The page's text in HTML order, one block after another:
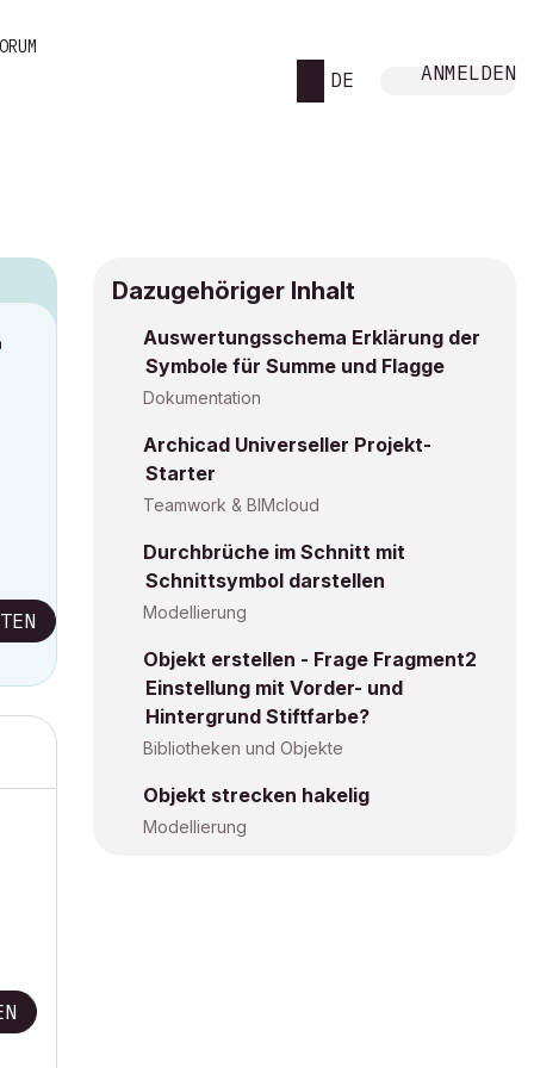
DE ANMELDEN
Dazugehöriger Inhalt
Auswertungsschema Erklärung der
Symbole für Summe und Flagge
Dokumentation
Archicad Universeller Projekt-
Starter
Teamwork & BIMcloud
Durchbrüche im Schnitt mit
Schnittsymbol darstellen
Modellierung
Objekt erstellen - Frage Fragment2
Einstellung mit Vorder- und
Hintergrund Stiftfarbe?
Bibliotheken und Objekte
Objekt strecken hakelig
Modellierung